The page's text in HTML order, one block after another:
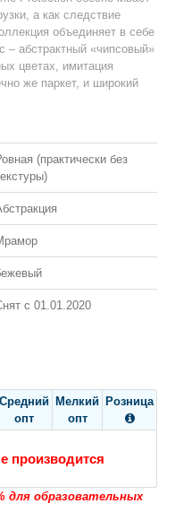
основе
а как следствие
объединяет в себе
– абстрактный «чипсовый»
цветах, имитация
же паркет, и широкий
(практически без
с 01.01.2020
Средний
опт
Мелкий
опт
Розница

производится
для образовательных